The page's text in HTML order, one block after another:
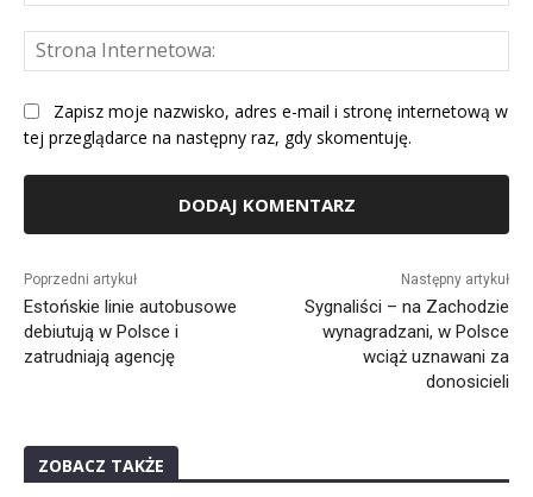
Zapisz moje nazwisko, adres e-mail i stronę internetową w
tej przeglądarce na następny raz, gdy skomentuję.
Poprzedni artykuł
Estońskie linie autobusowe
debiutują w Polsce i
zatrudniają agencję
Następny artykuł
Sygnaliści – na Zachodzie
wynagradzani, w Polsce
wciąż uznawani za
donosicieli
ZOBACZ TAKŻE